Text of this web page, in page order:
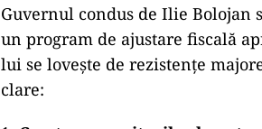
Guvernul condus de Ilie Bolojan
un program de ajustare fiscală
lui se lovește de rezistențe
clare: